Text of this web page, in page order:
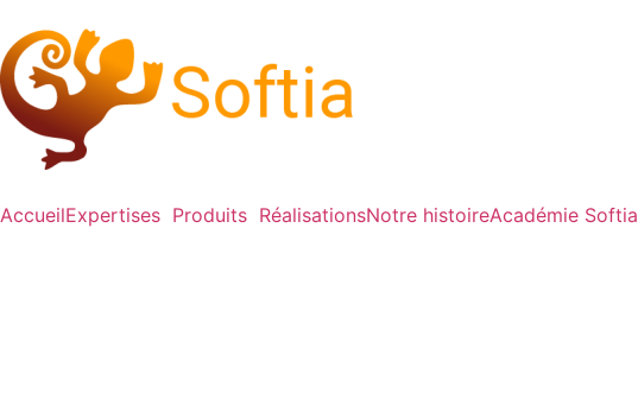
AccueilExpertises Produits RéalisationsNotre histoireAcadémie Softia